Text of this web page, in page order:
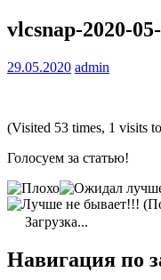
vlcsnap-2020-
29.05.2020 admin
(Visited 53 times, 1 visits
Голосуем за статью!
Загрузка...
Навигация по